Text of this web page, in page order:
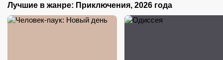
Лучшие в жанре: Приключения, 2026 года